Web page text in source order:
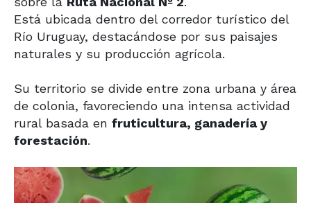
Está ubicada dentro del corredor turístico del
Río Uruguay, destacándose por sus paisajes
naturales y su producción agrícola.
Su territorio se divide entre zona urbana y área
de colonia, favoreciendo una intensa actividad
rural basada en fruticultura, ganadería y
forestación.